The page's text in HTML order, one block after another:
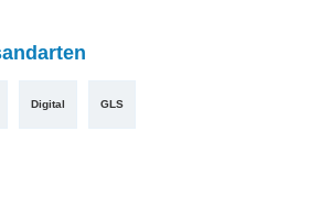
Digital GLS